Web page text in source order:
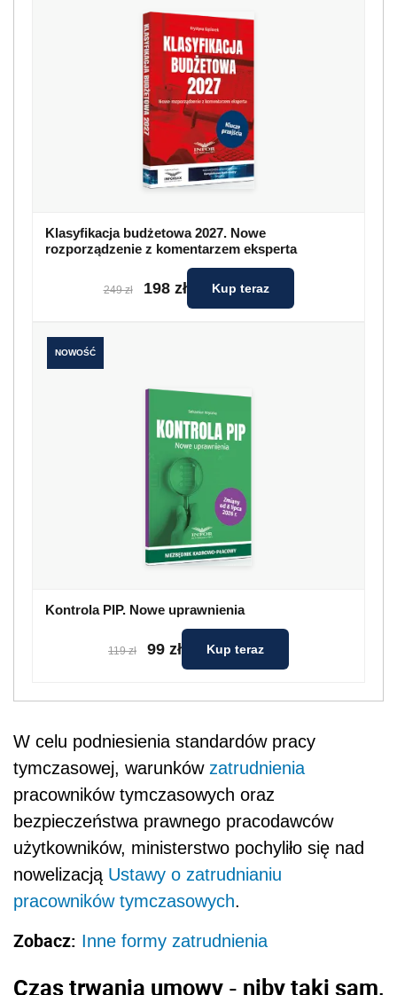
Klasyfikacja budżetowa 2027. Nowe
rozporządzenie z komentarzem eksperta
249 zł 198 zł Kup teraz
NOWOŚĆ
Kontrola PIP. Nowe uprawnienia
119 zł 99 zł Kup teraz
W celu podniesienia standardów pracy
tymczasowej, warunków zatrudnienia
pracowników tymczasowych oraz
bezpieczeństwa prawnego pracodawców
użytkowników, ministerstwo pochyliło się nad
nowelizacją Ustawy o zatrudnianiu
pracowników tymczasowych.
Zobacz: Inne formy zatrudnienia
Czas trwania umowy - niby taki sam,